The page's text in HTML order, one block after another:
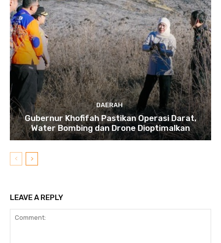
DAERAH
Gubernur Khofifah Pastikan Operasi Darat,
Water Bombing dan Drone Dioptimalkan
LEAVE A REPLY